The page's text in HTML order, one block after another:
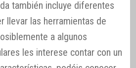
también incluye diferentes
llevar las herramientas de
a algunos
les interese contar con un